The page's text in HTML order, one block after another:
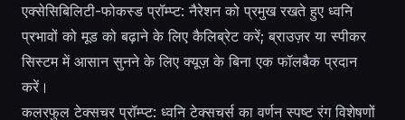
एक्सेसिबिलिटी-फोकस्ड प्रॉम्प्ट: नैरेशन को प्रमुख रखते हुए ध्वनि
प्रभावों को मूड को बढ़ाने के लिए कैलिब्रेट करें; ब्राउज़र या स्पीकर
सिस्टम में आसान सुनने के लिए क्यूज़ के बिना एक फॉलबैक प्रदान
करें।
कलरफुल टेक्सचर प्रॉम्प्ट: ध्वनि टेक्सचर्स का वर्णन स्पष्ट रंग विशेषणों